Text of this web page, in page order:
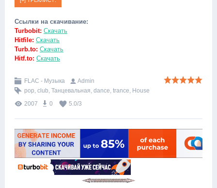
Ссылки на скачивание:
Turbobit: Скачать
Hitfile: Скачать
Turb.to: Скачать
Hitf.to: Скачать
FLAC - Музыка
Admin
pop, club, Танцевальная, dance, trance, House
2007
0 5.0/3